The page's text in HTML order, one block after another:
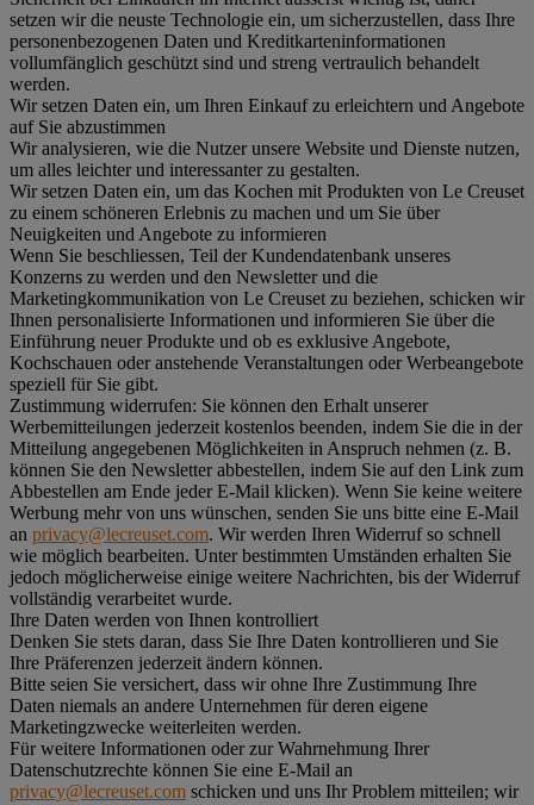
setzen wir die neuste Technologie ein, um sicherzustellen, dass Ihre
personenbezogenen Daten und Kreditkarteninformationen
vollumfänglich geschützt sind und streng vertraulich behandelt
werden.
Wir setzen Daten ein, um Ihren Einkauf zu erleichtern und Angebote
auf Sie abzustimmen
Wir analysieren, wie die Nutzer unsere Website und Dienste nutzen,
um alles leichter und interessanter zu gestalten.
Wir setzen Daten ein, um das Kochen mit Produkten von Le Creuset
zu einem schöneren Erlebnis zu machen und um Sie über
Neuigkeiten und Angebote zu informieren
Wenn Sie beschliessen, Teil der Kundendatenbank unseres
Konzerns zu werden und den Newsletter und die
Marketingkommunikation von Le Creuset zu beziehen, schicken wir
Ihnen personalisierte Informationen und informieren Sie über die
Einführung neuer Produkte und ob es exklusive Angebote,
Kochschauen oder anstehende Veranstaltungen oder Werbeangebote
speziell für Sie gibt.
Zustimmung widerrufen: Sie können den Erhalt unserer
Werbemitteilungen jederzeit kostenlos beenden, indem Sie die in der
Mitteilung angegebenen Möglichkeiten in Anspruch nehmen (z. B.
können Sie den Newsletter abbestellen, indem Sie auf den Link zum
Abbestellen am Ende jeder E-Mail klicken). Wenn Sie keine weitere
Werbung mehr von uns wünschen, senden Sie uns bitte eine E-Mail
an privacy@lecreuset.com. Wir werden Ihren Widerruf so schnell
wie möglich bearbeiten. Unter bestimmten Umständen erhalten Sie
jedoch möglicherweise einige weitere Nachrichten, bis der Widerruf
vollständig verarbeitet wurde.
Ihre Daten werden von Ihnen kontrolliert
Denken Sie stets daran, dass Sie Ihre Daten kontrollieren und Sie
Ihre Präferenzen jederzeit ändern können.
Bitte seien Sie versichert, dass wir ohne Ihre Zustimmung Ihre
Daten niemals an andere Unternehmen für deren eigene
Marketingzwecke weiterleiten werden.
Für weitere Informationen oder zur Wahrnehmung Ihrer
Datenschutzrechte können Sie eine E-Mail an
privacy@lecreuset.com schicken und uns Ihr Problem mitteilen; wir